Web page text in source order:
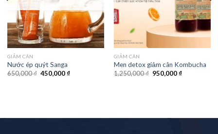
GIẢM CÂN
Nước ép quýt Sanga
650,000₫ 450,000₫
GIẢM CÂN
Men detox giảm cân Kombucha
1,250,000₫ 950,000₫